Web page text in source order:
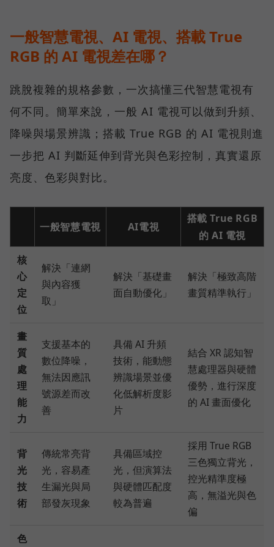
一般智慧電視、AI 電視、搭載 True
RGB 的 AI 電視差在哪？
跳脫複雜的規格參數，一次搞懂三代智慧電視有
何不同。簡單來說，一般 AI 電視可以做到升頻、
降噪與場景辨識；搭載 True RGB 的 AI 電視則進
一步把 AI 判斷延伸到背光與色彩控制，真實還原
亮度、色彩與對比。
一般智慧電視 AI電視
搭載 True RGB
的 AI 電視
核
心
定
位
解決「連網
與內容獲
取」
解決「基礎畫
面自動優化」
解決「極致高階
畫質精準執行」
畫
質
處
理
能
力
支援基本的
數位降噪，
無法因應訊
號源差而改
善
具備 AI 升頻
技術，能動態
辨識場景並優
化低解析度影
片
結合 XR 認知智
慧處理器與硬體
優勢，進行深度
的 AI 畫面優化
背
光
技
術
傳統常亮背
光，容易產
生漏光與局
部發灰現象
具備區域控
光，但演算法
與硬體匹配度
較為普遍
採用 True RGB
三色獨立背光，
控光精準度極
高，無溢光與色
偏
色